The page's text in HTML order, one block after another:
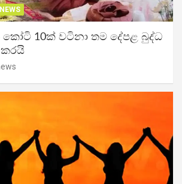
කෝටි 10ක් වටිනා තම දේපළ බුද්ධ
කරයි